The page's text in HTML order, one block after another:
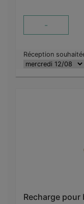
-
Réception
Recharge